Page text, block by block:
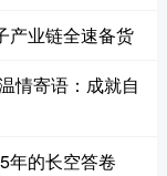
产业链全速备货
情寄语：成就自
年的长空答卷